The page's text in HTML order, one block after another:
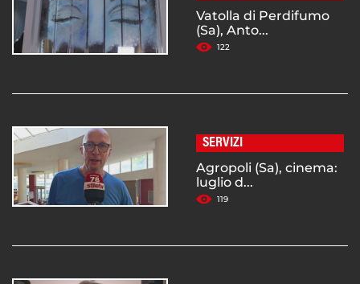
Vatolla di Perdifumo
(Sa), Anto...
122
SERVIZI
Agropoli (Sa), cinema:
luglio d...
119